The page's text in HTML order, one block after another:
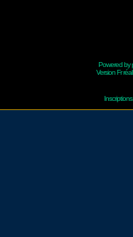
Powered by
Version Fr